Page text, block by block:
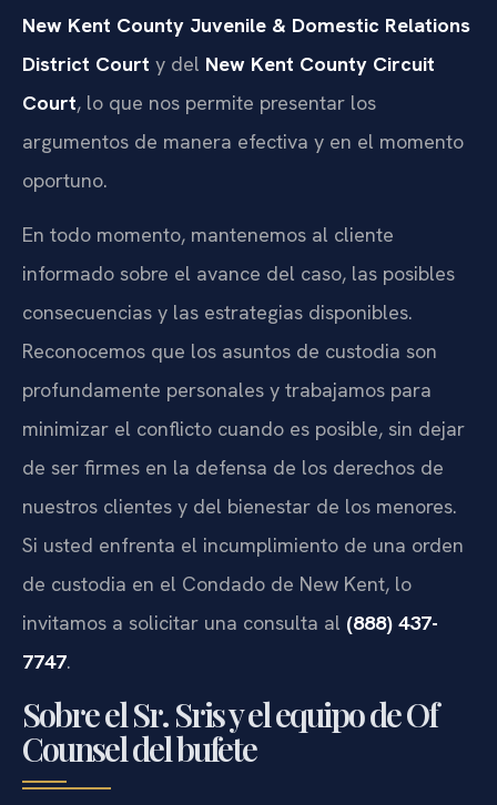
New Kent County Juvenile & Domestic Relations
District Court y del New Kent County Circuit
Court, lo que nos permite presentar los
argumentos de manera efectiva y en el momento
oportuno.
En todo momento, mantenemos al cliente
informado sobre el avance del caso, las posibles
consecuencias y las estrategias disponibles.
Reconocemos que los asuntos de custodia son
profundamente personales y trabajamos para
minimizar el conflicto cuando es posible, sin dejar
de ser firmes en la defensa de los derechos de
nuestros clientes y del bienestar de los menores.
Si usted enfrenta el incumplimiento de una orden
de custodia en el Condado de New Kent, lo
invitamos a solicitar una consulta al (888) 437-
7747.
Sobre el Sr. Sris y el equipo de Of
Counsel del bufete